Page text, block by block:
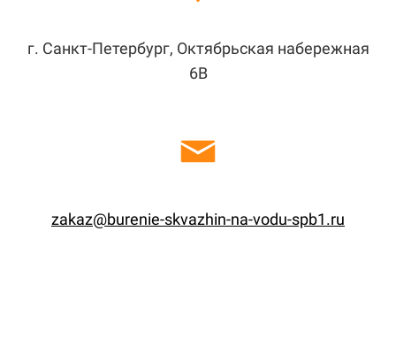
г. Санкт-Петербург, Октябрьская набережная
6В
zakaz@burenie-skvazhin-na-vodu-spb1.ru